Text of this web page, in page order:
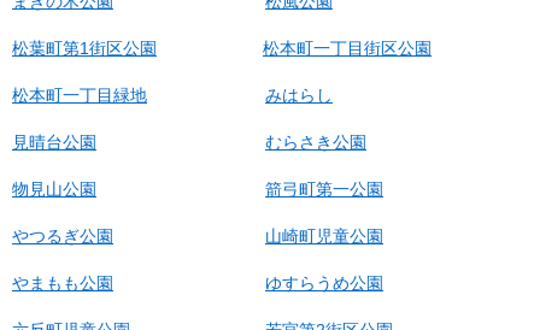
松葉町第1街区公園 松本町一丁目街区公園
松本町一丁目緑地 みはらし
見晴台公園 むらさき公園
物見山公園 箭弓町第一公園
やつるぎ公園 山崎町児童公園
やまもも公園 ゆすらうめ公園